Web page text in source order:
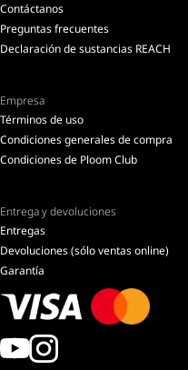
Contáctanos
Preguntas frecuentes
Declaración de sustancias REACH
Empresa
Términos de uso
Condiciones generales de compra
Condiciones de Ploom Club
Entrega y devoluciones
Entregas
Devoluciones (sólo ventas online)
Garantía